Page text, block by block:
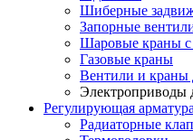
Шиберные
Запорные
Шаровые краны с
Газовые краны
Вентили и краны
Электроприводы
Регулирующая арматура
Радиаторные